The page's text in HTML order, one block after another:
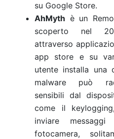
su Google Store.
AhMyth è un
scoperto nel
attraverso
app store e su
utente installa una
malware può
sensibili dal
come il
inviare
fotocamera,